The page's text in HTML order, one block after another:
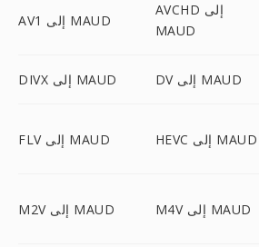
AV1 إلى MAUD
AVCHD إلى
MAUD
DIVX إلى MAUD DV إلى MAUD
FLV إلى MAUD HEVC إلى MAUD
M2V إلى MAUD M4V إلى MAUD